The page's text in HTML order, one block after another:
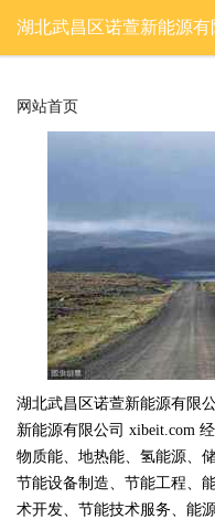
湖北武昌区诺萱新能源有
网站首页
湖北武昌区诺萱新能源有限
新能源有限公司 xibeit.com
物质能、地热能、氢能源、
节能设备制造、节能工程、
术开发、节能技术服务、能